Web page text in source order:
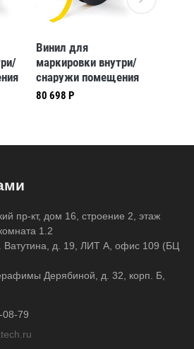
Винил для
маркировки внутри/
снаружи помещения
B30-243-595-NFPA,
80 698 Р
пр-кт, дом 16, строение 2, этаж
1.2
Ватутина, д. 19, ЛИТ А, офис 109 (БЦ
Дерябиной, д. 32, корп. Б,
08-79